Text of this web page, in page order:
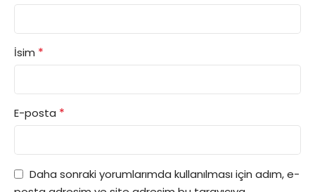
İsim *
E-posta *
Daha sonraki yorumlarımda kullanılması için adım, e-